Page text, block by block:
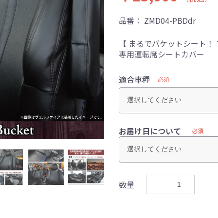
品番： ZMD04-PBDdr
【 まるでバケットシート
専用運転席シートカバー
適合車種 必須
お届け日について 必須
数量